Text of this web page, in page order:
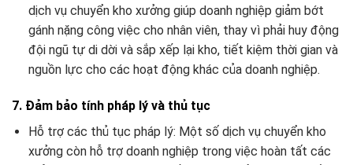
dịch vụ chuyển kho xưởng giúp doanh nghiệp giảm bớt
gánh nặng công việc cho nhân viên, thay vì phải huy động
đội ngũ tự di dời và sắp xếp lại kho, tiết kiệm thời gian và
nguồn lực cho các hoạt động khác của doanh nghiệp.
7. Đảm bảo tính pháp lý và thủ tục
Hỗ trợ các thủ tục pháp lý: Một số dịch vụ chuyển kho
xưởng còn hỗ trợ doanh nghiệp trong việc hoàn tất các